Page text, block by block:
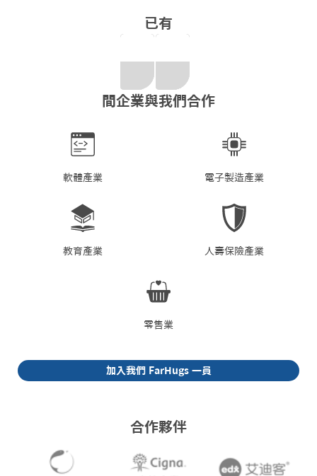
已有
間企業與我們合作
軟體產業 電子製造產業
教育產業 人壽保險產業
零售業
加入我們 FarHugs 一員
合作夥伴